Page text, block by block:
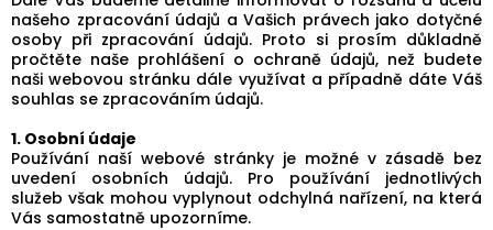
našeho zpracování údajů a Vašich právech jako dotyčné
osoby při zpracování údajů. Proto si prosím důkladně
pročtěte naše prohlášení o ochraně údajů, než budete
naši webovou stránku dále využívat a případně dáte Váš
souhlas se zpracováním údajů.
1. Osobní údaje
Používání naší webové stránky je možné v zásadě bez
uvedení osobních údajů. Pro používání jednotlivých
služeb však mohou vyplynout odchylná nařízení, na která
Vás samostatně upozorníme.